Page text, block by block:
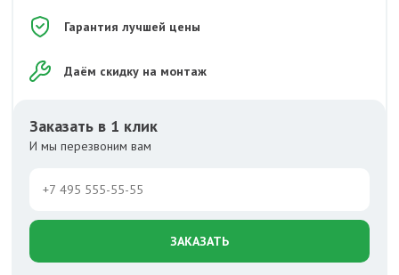
Гарантия лучшей цены
Даём скидку на монтаж
Заказать в 1 клик
И мы перезвоним вам
ЗАКАЗАТЬ